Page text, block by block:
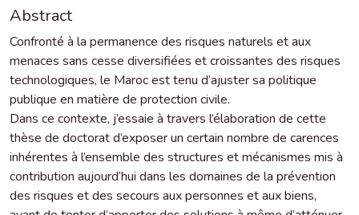
Abstract
Confronté à la permanence des risques naturels et aux
menaces sans cesse diversifiées et croissantes des risques
technologiques, le Maroc est tenu d’ajuster sa politique
publique en matière de protection civile.
Dans ce contexte, j’essaie à travers l’élaboration de cette
thèse de doctorat d’exposer un certain nombre de carences
inhérentes à l’ensemble des structures et mécanismes mis à
contribution aujourd’hui dans les domaines de la prévention
des risques et des secours aux personnes et aux biens,